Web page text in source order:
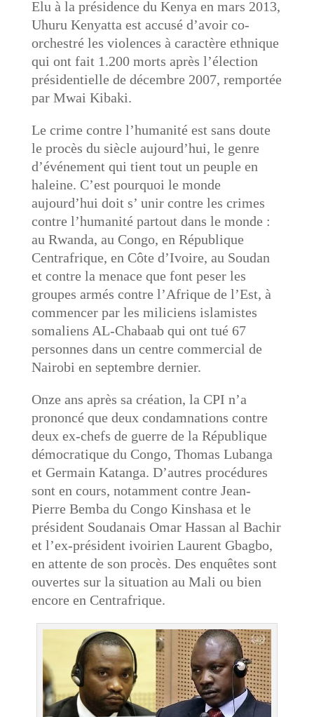
Elu à la présidence du Kenya en mars 2013,
Uhuru Kenyatta est accusé d’avoir co-
orchestré les violences à caractère ethnique
qui ont fait 1.200 morts après l’élection
présidentielle de décembre 2007, remportée
par Mwai Kibaki.
Le crime contre l’humanité est sans doute
le procès du siècle aujourd’hui, le genre
d’événement qui tient tout un peuple en
haleine. C’est pourquoi le monde
aujourd’hui doit s’ unir contre les crimes
contre l’humanité partout dans le monde :
au Rwanda, au Congo, en République
Centrafrique, en Côte d’Ivoire, au Soudan
et contre la menace que font peser les
groupes armés contre l’Afrique de l’Est, à
commencer par les miliciens islamistes
somaliens AL-Chabaab qui ont tué 67
personnes dans un centre commercial de
Nairobi en septembre dernier.
Onze ans après sa création, la CPI n’a
prononcé que deux condamnations contre
deux ex-chefs de guerre de la République
démocratique du Congo, Thomas Lubanga
et Germain Katanga. D’autres procédures
sont en cours, notamment contre Jean-
Pierre Bemba du Congo Kinshasa et le
président Soudanais Omar Hassan al Bachir
et l’ex-président ivoirien Laurent Gbagbo,
en attente de son procès. Des enquêtes sont
ouvertes sur la situation au Mali ou bien
encore en Centrafrique.